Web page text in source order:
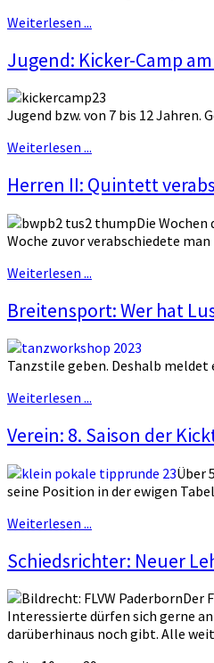
Weiterlesen ...
Jugend: Kicker-Camp
Jugend bzw. von 7 bis 12
Weiterlesen ...
Herren II: Quintett
Die
Woche zuvor verabschiedete
Weiterlesen ...
Breitensport: Wer hat
Tanzstile geben. Deshalb
Weiterlesen ...
Verein: 8. Saison der
Über
seine Position in der ewigen
Weiterlesen ...
Schiedsrichter: Neuer
Der
Interessierte dürfen sich gerne
darüberhinaus noch gibt. Alle